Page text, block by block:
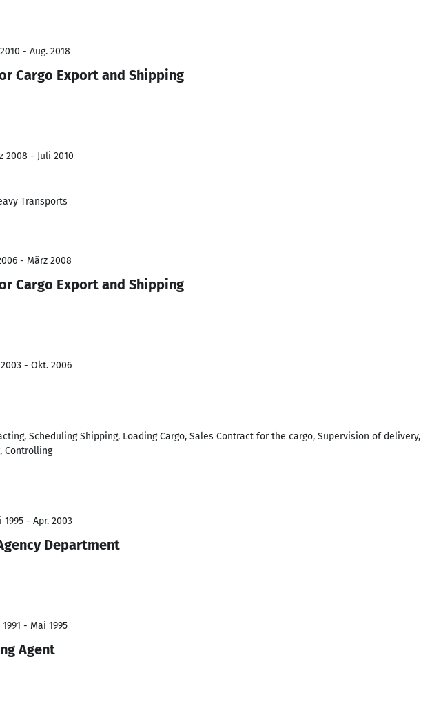
- Aug. 2018
Cargo Export and Shipping
2008 - Juli 2010
Transports
- März 2008
Cargo Export and Shipping
- Okt. 2006
Scheduling Shipping, Loading Cargo, Sales Contract for the cargo, Supervision of delivery,
Controlling
1995 - Apr. 2003
Department
- Mai 1995
Agent